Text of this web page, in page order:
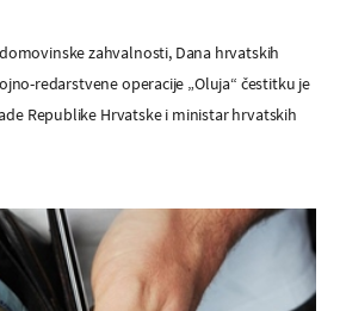
zahvalnosti, Dana hrvatskih
redarstvene operacije „Oluja“ čestitku je
Republike Hrvatske i ministar hrvatskih